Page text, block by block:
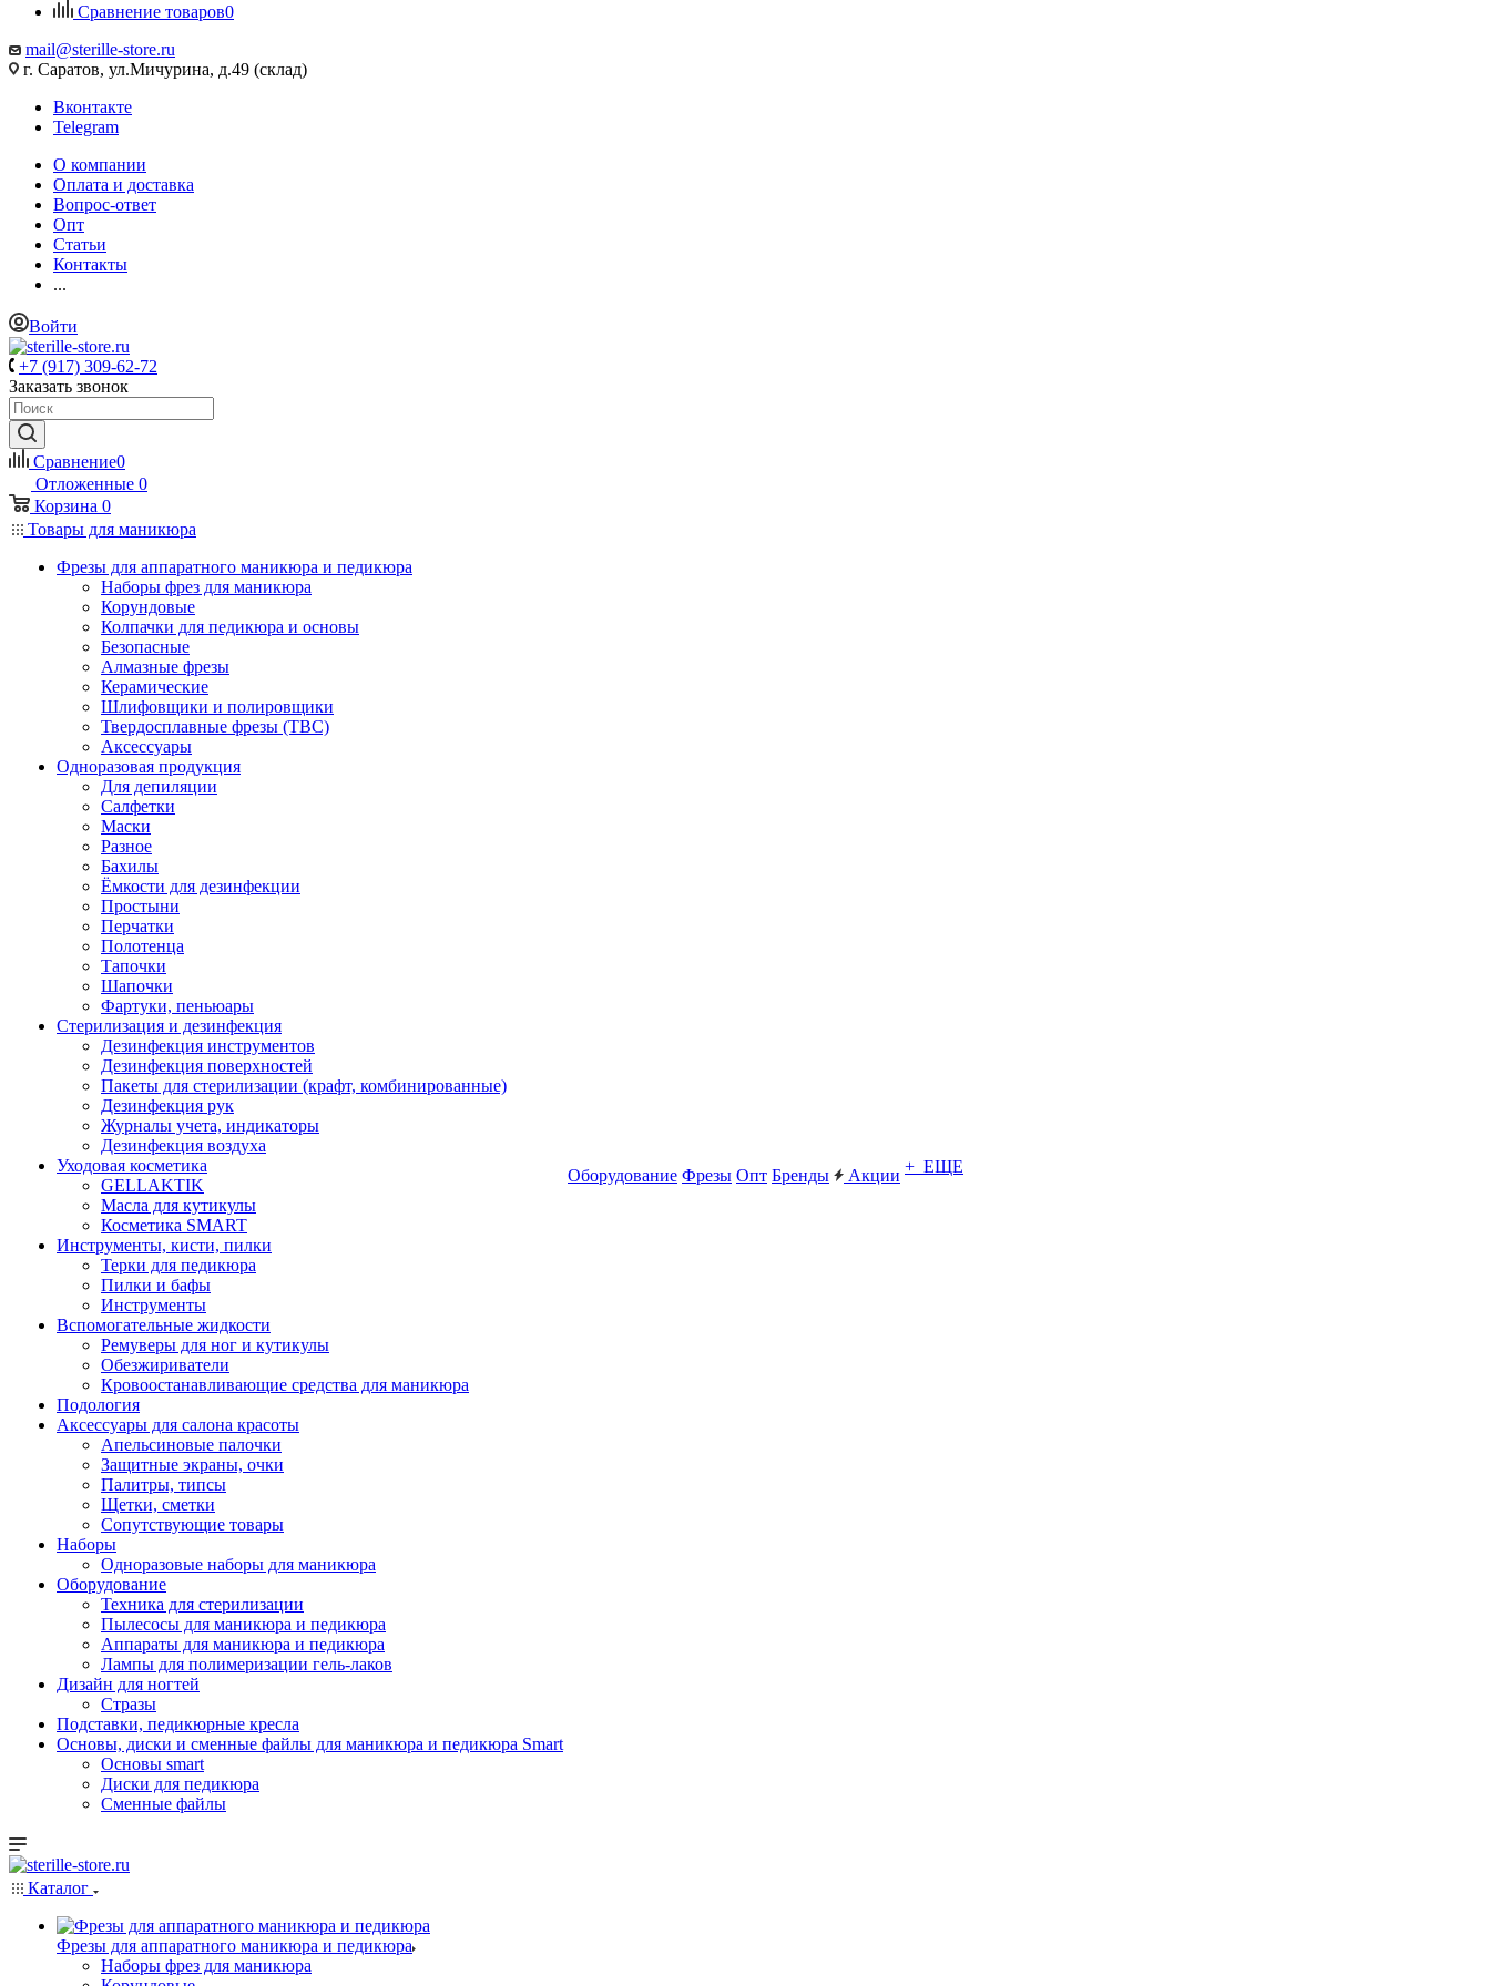
Сравнение товаров0
mail@sterille-store.ru
г. Саратов, ул.Мичурина, д.49 (склад)
Вконтакте
Telegram
О компании
Оплата и доставка
Вопрос-ответ
Опт
Статьи
Контакты
...
Войти
+7 (917) 309-62-72
Заказать звонок
Сравнение0
Отложенные 0
Корзина 0
Товары для маникюра
Фрезы для аппаратного маникюра и педикюра
Наборы фрез для маникюра
Корундовые
Колпачки для педикюра и основы
Безопасные
Алмазные фрезы
Керамические
Шлифовщики и полировщики
Твердосплавные фрезы (ТВС)
Аксессуары
Одноразовая продукция
Для депиляции
Салфетки
Маски
Разное
Бахилы
Ёмкости для дезинфекции
Простыни
Перчатки
Полотенца
Тапочки
Шапочки
Фартуки, пеньюары
Стерилизация и дезинфекция
Дезинфекция инструментов
Дезинфекция поверхностей
Пакеты для стерилизации (крафт, комбинированные)
Дезинфекция рук
Журналы учета, индикаторы
Дезинфекция воздуха
Уходовая косметика
GELLAKTIK
Масла для кутикулы
Косметика SMART
Инструменты, кисти, пилки
Терки для педикюра
Пилки и бафы
Инструменты
Вспомогательные жидкости
Ремуверы для ног и кутикулы
Обезжириватели
Кровоостанавливающие средства для маникюра
Подология
Аксессуары для салона красоты
Апельсиновые палочки
Защитные экраны, очки
Палитры, типсы
Щетки, сметки
Сопутствующие товары
Наборы
Одноразовые наборы для маникюра
Оборудование
Техника для стерилизации
Пылесосы для маникюра и педикюра
Аппараты для маникюра и педикюра
Лампы для полимеризации гель-лаков
Дизайн для ногтей
Стразы
Подставки, педикюрные кресла
Основы, диски и сменные файлы для маникюра и педикюра Smart
Основы smart
Диски для педикюра
Сменные файлы
Оборудование Фрезы Опт Бренды Акции + ЕЩЕ
Каталог
Фрезы для аппаратного маникюра и педикюра
Наборы фрез для маникюра